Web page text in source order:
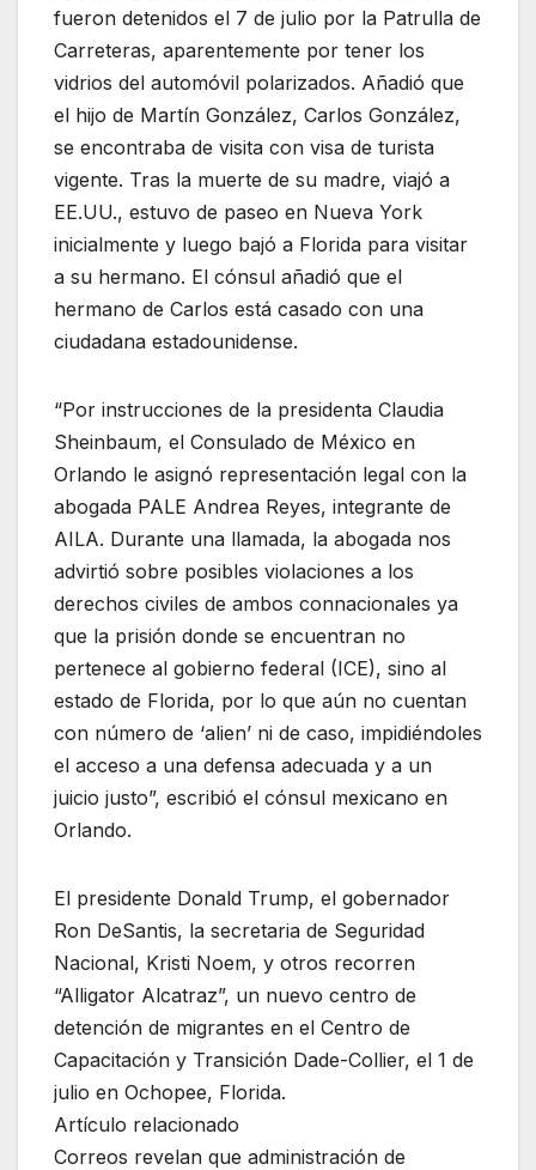
fueron detenidos el 7 de julio por la Patrulla de
Carreteras, aparentemente por tener los
vidrios del automóvil polarizados. Añadió que
el hijo de Martín González, Carlos González,
se encontraba de visita con visa de turista
vigente. Tras la muerte de su madre, viajó a
EE.UU., estuvo de paseo en Nueva York
inicialmente y luego bajó a Florida para visitar
a su hermano. El cónsul añadió que el
hermano de Carlos está casado con una
ciudadana estadounidense.
“Por instrucciones de la presidenta Claudia
Sheinbaum, el Consulado de México en
Orlando le asignó representación legal con la
abogada PALE Andrea Reyes, integrante de
AILA. Durante una llamada, la abogada nos
advirtió sobre posibles violaciones a los
derechos civiles de ambos connacionales ya
que la prisión donde se encuentran no
pertenece al gobierno federal (ICE), sino al
estado de Florida, por lo que aún no cuentan
con número de ‘alien’ ni de caso, impidiéndoles
el acceso a una defensa adecuada y a un
juicio justo”, escribió el cónsul mexicano en
Orlando.
El presidente Donald Trump, el gobernador
Ron DeSantis, la secretaria de Seguridad
Nacional, Kristi Noem, y otros recorren
“Alligator Alcatraz”, un nuevo centro de
detención de migrantes en el Centro de
Capacitación y Transición Dade-Collier, el 1 de
julio en Ochopee, Florida.
Artículo relacionado
Correos revelan que administración de